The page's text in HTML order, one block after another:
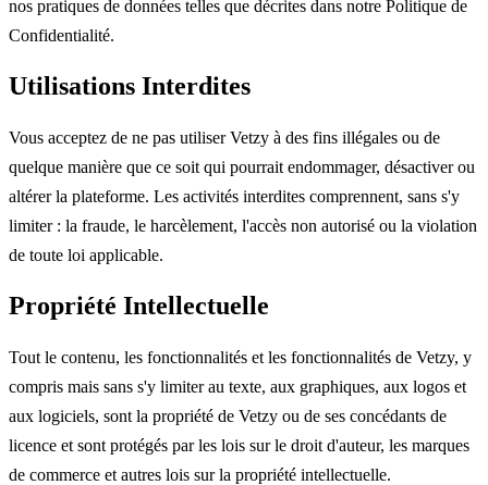
nos pratiques de données telles que décrites dans notre Politique de
Confidentialité.
Utilisations Interdites
Vous acceptez de ne pas utiliser Vetzy à des fins illégales ou de
quelque manière que ce soit qui pourrait endommager, désactiver ou
altérer la plateforme. Les activités interdites comprennent, sans s'y
limiter : la fraude, le harcèlement, l'accès non autorisé ou la violation
de toute loi applicable.
Propriété Intellectuelle
Tout le contenu, les fonctionnalités et les fonctionnalités de Vetzy, y
compris mais sans s'y limiter au texte, aux graphiques, aux logos et
aux logiciels, sont la propriété de Vetzy ou de ses concédants de
licence et sont protégés par les lois sur le droit d'auteur, les marques
de commerce et autres lois sur la propriété intellectuelle.